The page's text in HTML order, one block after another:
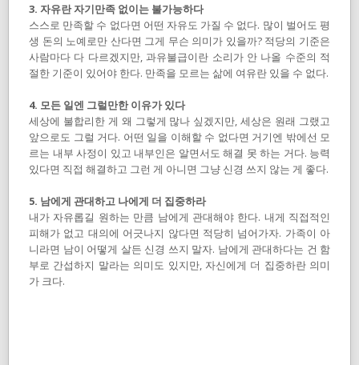
3. 자유란 자기만족 없이는 불가능하다
스스로 만족할 수 없다면 어떤 자유도 가질 수 없다. 많이 벌어도 평
생 돈의 노예로만 산다면 그게 무슨 의미가 있을까? 적당의 기준은
사람마다 다 다르겠지만, 과유불급이란 소리가 안 나올 수준의 적
절한 기준이 있어야 한다. 만족을 모르는 삶에 여유란 있을 수 없다.
4. 모든 일엔 그럴만한 이유가 있다
세상에 불합리한 게 왜 그렇게 많나 싶겠지만, 세상은 원래 그랬고
앞으로도 그럴 거다. 어떤 일을 이해할 수 없다면 거기엔 밖에선 모
르는 내부 사정이 있고 내부인은 알면서도 해결 못 하는 거다. 능력
있다면 직접 해결하고 그런 게 아니면 그냥 신경 쓰지 않는 게 좋다.
5. 남에게 관대하고 나에게 더 집중하라
내가 자유롭길 원하는 만큼 남에게 관대해야 한다. 내게 직접적인
피해가 없고 대의에 어긋나지 않다면 적당히 넘어가자. 가족이 아
니라면 남이 어떻게 살든 신경 쓰지 말자. 남에게 관대하다는 건 함
부로 간섭하지 말라는 의미도 있지만, 자신에게 더 집중하란 의미
가 크다.